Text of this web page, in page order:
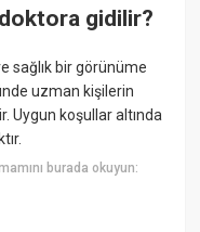
gidilir?
sağlık bir görünüme
uzman kişilerin
Uygun koşullar altında
burada okuyun: